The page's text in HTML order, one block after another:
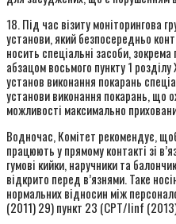
18. Під час візиту моніторингова
установи, який безпосередньо
носить спеціальні засоби, зокрема
абзацом восьмого пункту 1
установ виконання покарань
установи виконання покарань, що
можливості максимально
Водночас, Комітет рекомендує, щоб
працюють у прямому контакті зі
гумові кийки, наручники та
відкрито перед в’язнями. Таке
нормальних відносин між
(2011) 29) пункт 23 (CPT/Iinf